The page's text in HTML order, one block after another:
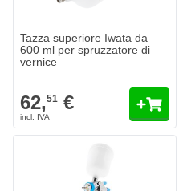
Tazza superiore Iwata da
600 ml per spruzzatore di
vernice
62,51 €